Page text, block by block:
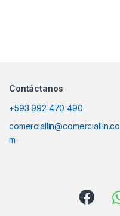
Contáctanos
+593 992 470 490
comerciallin@comerciallin.co
m